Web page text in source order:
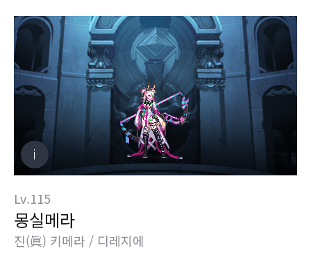
Lv.115
몽실메라
진(眞) 키메라 / 디레지에